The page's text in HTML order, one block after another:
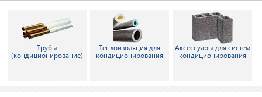
Трубы
(кондиционирование)
Теплоизоляция для
кондиционирования
Аксессуары для систем
кондиционирования